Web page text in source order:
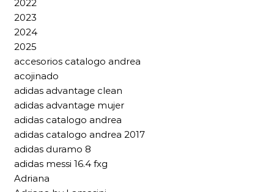
2022
2023
2024
2025
accesorios catalogo andrea
acojinado
adidas advantage clean
adidas advantage mujer
adidas catalogo andrea
adidas catalogo andrea 2017
adidas duramo 8
adidas messi 16.4 fxg
Adriana